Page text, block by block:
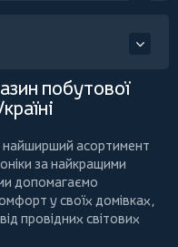
побутової
асортимент
за найкращими
допомагаємо
у своїх домівках,
від провідних світових